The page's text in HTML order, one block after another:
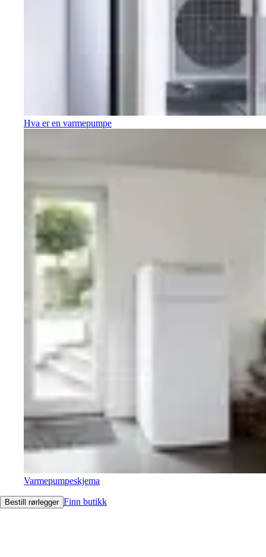
Hva er en varmepumpe
Varmepumpeskjema
Bestill rørlegger Finn butikk